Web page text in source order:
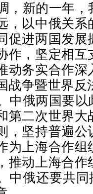
，新的一年
，以中俄关
促进两国发
作，坚定相
动务实合作
战争暨世界
中俄两国要
第二次世界
，坚持普遍
为上海合作
推动上海合
中俄还要共